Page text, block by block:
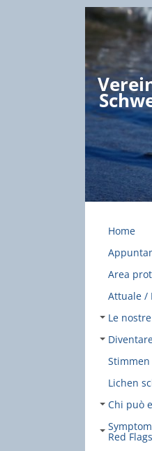
Home
Area
Attuale /
Le
Lichen
Chi può
Red Flags